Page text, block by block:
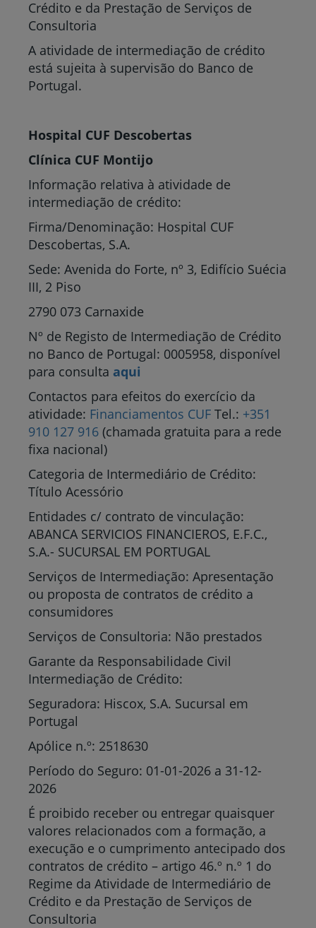
Crédito e da Prestação de Serviços de
Consultoria
A atividade de intermediação de crédito
está sujeita à supervisão do Banco de
Portugal.
Hospital CUF Descobertas
Clínica CUF Montijo
Informação relativa à atividade de
intermediação de crédito:
Firma/Denominação: Hospital CUF
Descobertas, S.A.
Sede: Avenida do Forte, nº 3, Edifício Suécia
III, 2 Piso
2790 073 Carnaxide
Nº de Registo de Intermediação de Crédito
no Banco de Portugal: 0005958, disponível
para consulta aqui
Contactos para efeitos do exercício da
atividade: Financiamentos CUF Tel.: +351
910 127 916 (chamada gratuita para a rede
fixa nacional)
Categoria de Intermediário de Crédito:
Título Acessório
Entidades c/ contrato de vinculação:
ABANCA SERVICIOS FINANCIEROS, E.F.C.,
S.A.- SUCURSAL EM PORTUGAL
Serviços de Intermediação: Apresentação
ou proposta de contratos de crédito a
consumidores
Serviços de Consultoria: Não prestados
Garante da Responsabilidade Civil
Intermediação de Crédito:
Seguradora: Hiscox, S.A. Sucursal em
Portugal
Apólice n.º: 2518630
Período do Seguro: 01-01-2026 a 31-12-
2026
É proibido receber ou entregar quaisquer
valores relacionados com a formação, a
execução e o cumprimento antecipado dos
contratos de crédito – artigo 46.º n.º 1 do
Regime da Atividade de Intermediário de
Crédito e da Prestação de Serviços de
Consultoria